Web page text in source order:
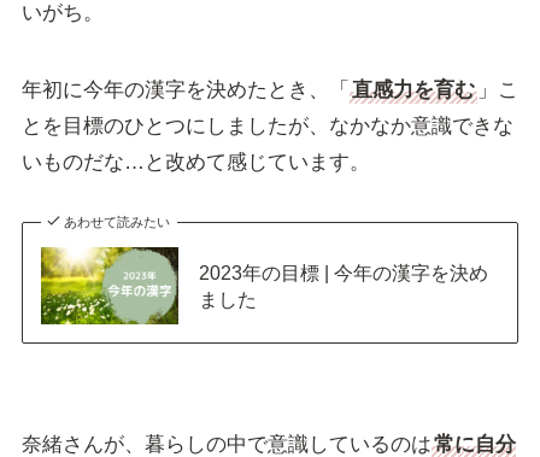
いがち。
年初に今年の漢字を決めたとき、「 直感力を育む」こ
とを目標のひとつにしましたが、なかなか意識できな
いものだな…と改めて感じています。
あわせて読みたい
2023年の目標 | 今年の漢字を決め
ました
奈緒さんが、暮らしの中で意識しているのは常に自分